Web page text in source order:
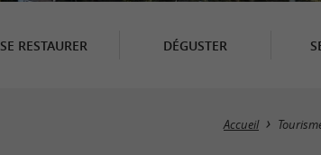
SE RESTAURER DÉGUSTER
Accueil